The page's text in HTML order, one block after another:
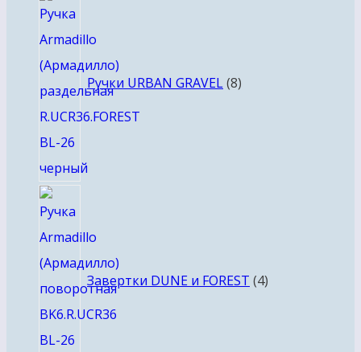
Ручки URBAN GRAVEL 8
Завертки DUNE и FOREST 4